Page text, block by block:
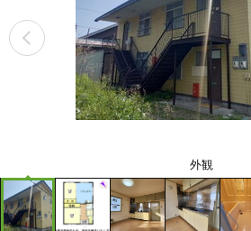
外観